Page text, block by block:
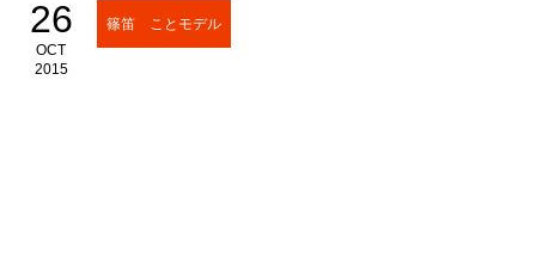
26
OCT
2015
篠笛 ことモデル